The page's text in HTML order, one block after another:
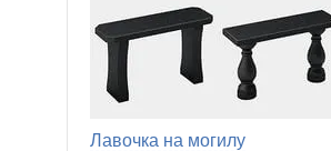
Лавочка на могилу